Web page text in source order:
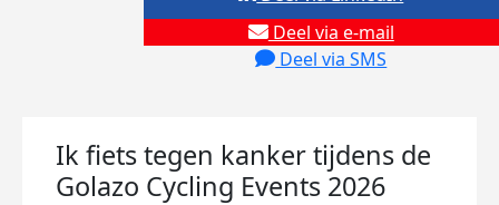
Deel via e-mail
Deel via SMS
Ik fiets tegen kanker tijdens de
Golazo Cycling Events 2026